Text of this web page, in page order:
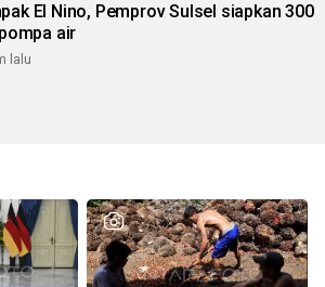
El Nino, Pemprov Sulsel siapkan 300
air
lalu